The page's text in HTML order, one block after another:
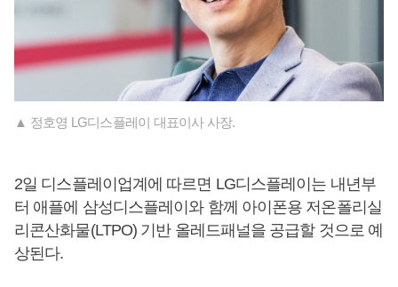
▲ 정호영 LG디스플레이 대표이사 사장.
2일 디스플레이업계에 따르면 LG디스플레이는 내년부
터 애플에 삼성디스플레이와 함께 아이폰용 저온폴리실
리콘산화물(LTPO) 기반 올레드패널을 공급할 것으로 예
상된다.